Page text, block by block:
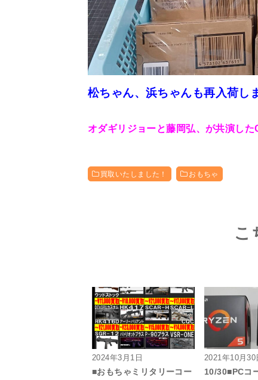
松ちゃん、浜ちゃんも再入荷し
オダギリジョーと藤岡弘、が共演し
買取いたしました！ おもちゃ
こ
2024年3月1日
■おもちゃミリタリーコー
2021年10月30
10/30■PCコ